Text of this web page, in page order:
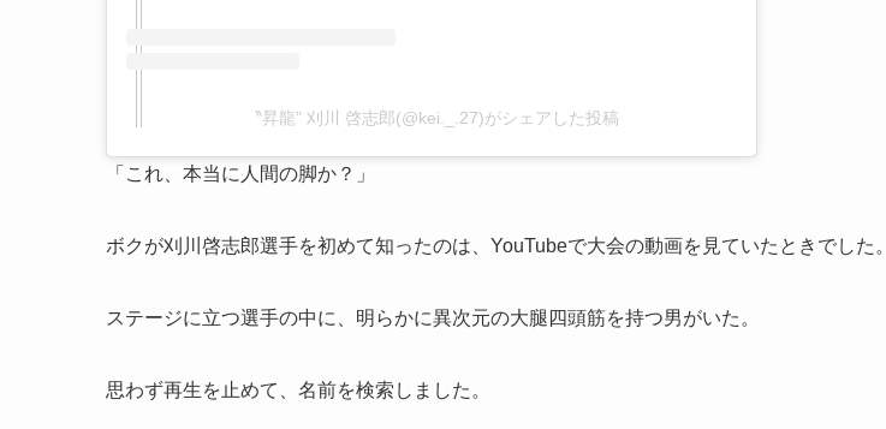
〝昇龍” 刈川 啓志郎(@kei._.27)がシェアした投稿
「これ、本当に人間の脚か？」
ボクが刈川啓志郎選手を初めて知ったのは、YouTubeで大会の動画を見ていたときでした。
ステージに立つ選手の中に、明らかに異次元の大腿四頭筋を持つ男がいた。
思わず再生を止めて、名前を検索しました。